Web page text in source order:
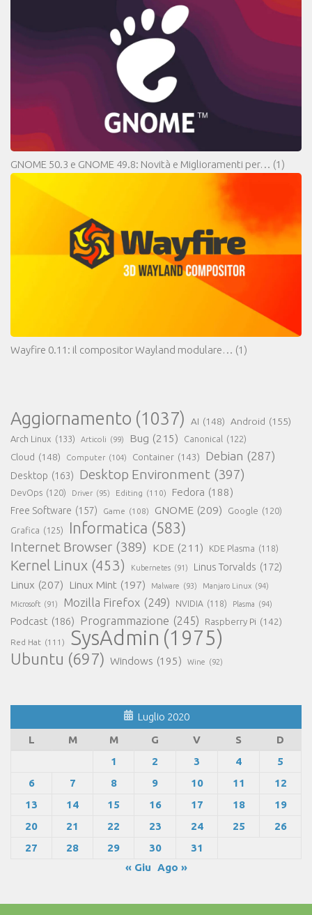
GNOME 50.3 e GNOME 49.8: Novità e Miglioramenti per… (1)
Wayfire 0.11: il compositor Wayland modulare… (1)
Aggiornamento (1037) AI (148) Android (155)
Arch Linux (133) Articoli (99) Bug (215) Canonical (122)
Cloud (148) Computer (104) Container (143) Debian (287)
Desktop (163) Desktop Environment (397)
DevOps (120) Driver (95) Editing (110) Fedora (188)
Free Software (157) Game (108) GNOME (209) Google (120)
Grafica (125) Informatica (583)
Internet Browser (389) KDE (211) KDE Plasma (118)
Kernel Linux (453) Kubernetes (91) Linus Torvalds (172)
Linux (207) Linux Mint (197) Malware (93) Manjaro Linux (94)
Microsoft (91) Mozilla Firefox (249) NVIDIA (118) Plasma (94)
Podcast (186) Programmazione (245) Raspberry Pi (142)
Red Hat (111) SysAdmin (1975)
Ubuntu (697) Windows (195) Wine (92)
Luglio 2020
L
M M G V S
D
1
2 3 4
5
6
7 8 9 10 11
12
13
14 15 16 17 18
19
20
21 22 23 24 25
26
27
28 29 30
31
« Giu Ago »